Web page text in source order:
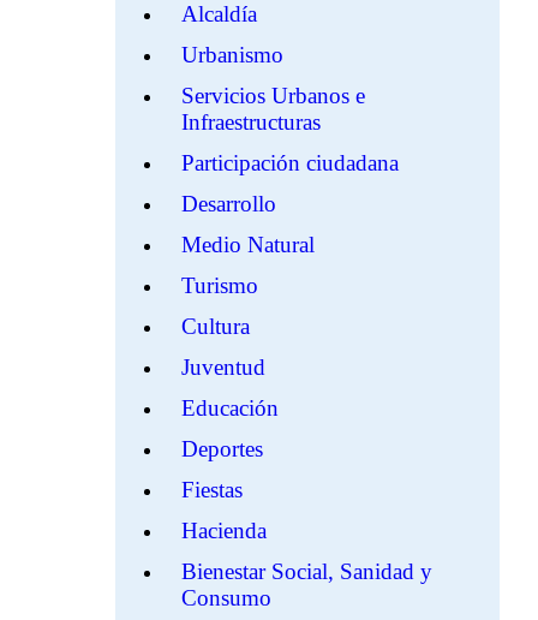
Alcaldía
Urbanismo
Servicios Urbanos e
Infraestructuras
Participación ciudadana
Desarrollo
Medio Natural
Turismo
Cultura
Juventud
Educación
Deportes
Fiestas
Hacienda
Bienestar Social, Sanidad y
Consumo